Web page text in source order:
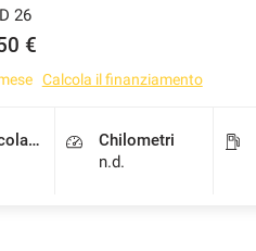
26
€
Calcola il finanziamento
Immatricolazione
Chilometri
n.d.